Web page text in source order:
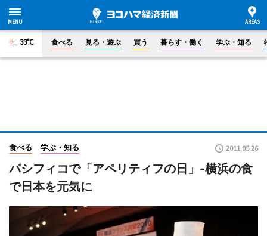
33°C 食べる 見る・遊ぶ 買う 暮らす・働く 学ぶ・知る
食べる 学ぶ・知る 2011.05.26
パシフィコで「アペリティフの日」-横浜の食
で日本を元気に